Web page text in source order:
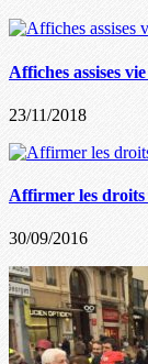
Affiches assises
23/11/2018
Affirmer les droits
30/09/2016